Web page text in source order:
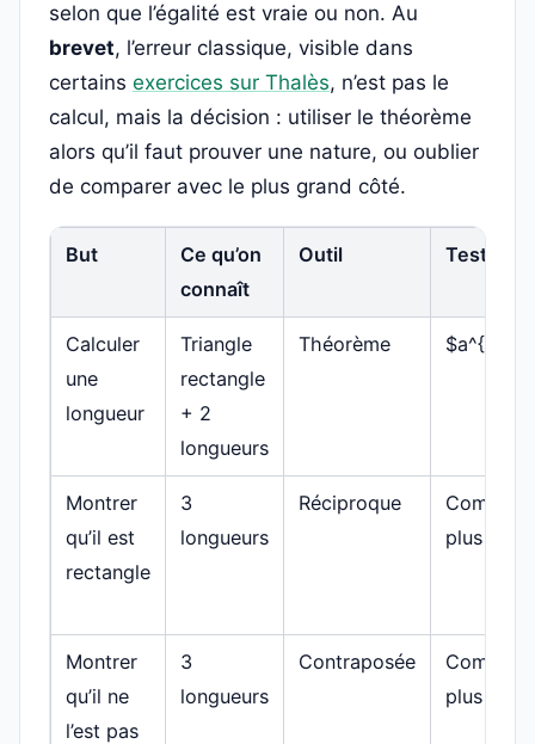
selon que l’égalité est vraie ou non. Au
brevet, l’erreur classique, visible dans
certains exercices sur Thalès, n’est pas le
calcul, mais la décision : utiliser le théorème
alors qu’il faut prouver une nature, ou oublier
de comparer avec le plus grand côté.
But
Ce qu’on
connaît
Outil Test à
Calculer
une
longueur
Triangle
rectangle
+ 2
longueurs
Théorème
Montrer
qu’il est
rectangle
3
longueurs
Réciproque
plus
Montrer
qu’il ne
l’est pas
3
longueurs
Contraposée
plus